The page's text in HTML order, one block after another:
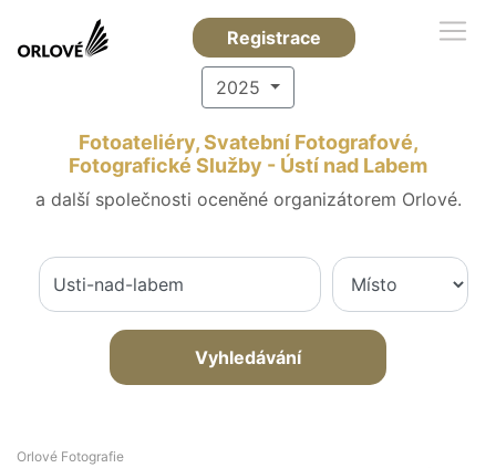
Registrace
2025
Fotoateliéry, Svatební Fotografové,
Fotografické Služby - Ústí nad Labem
a další společnosti oceněné organizátorem Orlové.
Vyhledávání
Orlové Fotografie